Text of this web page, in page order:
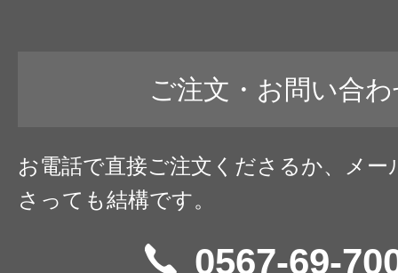
ご注文・お問い合
お電話で直接ご注文くださるか、メー
さっても結構です。
0567-69-